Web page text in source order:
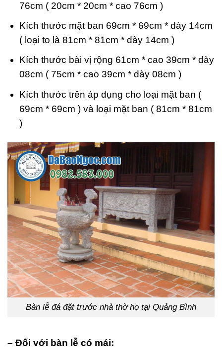
76cm ( 20cm * 20cm * cao 76cm )
Kích thước mặt ban 69cm * 69cm * dày 14cm
( loại to là 81cm * 81cm * dày 14cm )
Kích thước bài vị rộng 61cm * cao 39cm * dày
08cm ( 75cm * cao 39cm * dày 08cm )
Kích thước trên áp dụng cho loại mặt ban (
69cm * 69cm ) và loại mặt ban ( 81cm * 81cm
)
Bàn lễ đá đặt trước nhà thờ họ tại Quảng Bình
– Đối với bàn lễ có mái: